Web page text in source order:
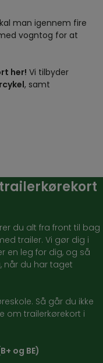
man igennem fire
vogntog for at
her! Vi tilbyder
, samt
du alt fra front til bag
trailer. Vi gør dig i
en leg for dig, og så
når du har taget
Så går du ikke
om trailerkørekort i
og BE)